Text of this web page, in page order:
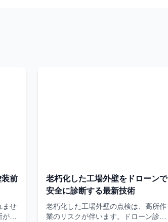
装前
ませ
、
老朽化した工場外壁をドローンで
安全に診断する最新技術
老朽化した工場外壁の点検は、高所作
業のリスクが伴います。ドローン診断